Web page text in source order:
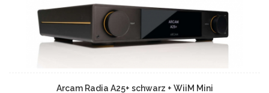
Arcam Radia A25+ schwarz + WiiM Mini